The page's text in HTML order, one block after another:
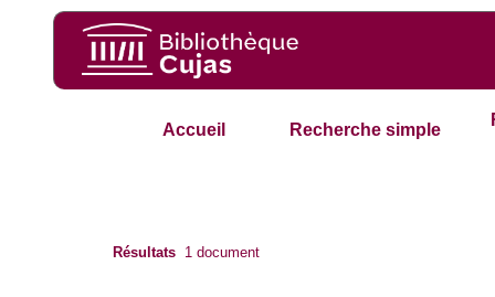
Accueil Recherche simple
Résultats 1 document